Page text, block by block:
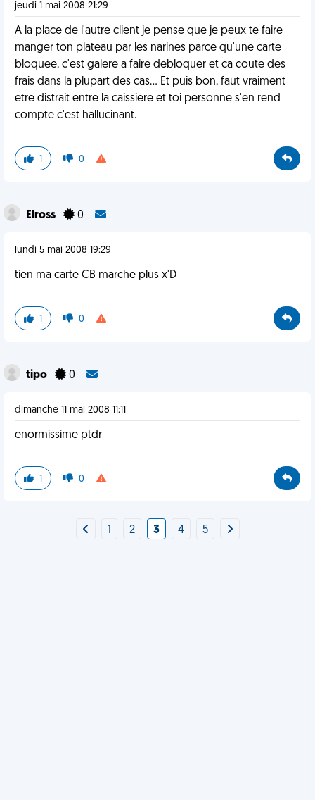
jeudi 1 mai 2008 21:29
A la place de l'autre client je pense que je peux te faire
manger ton plateau par les narines parce qu'une carte
bloquee, c'est galere a faire debloquer et ca coute des
frais dans la plupart des cas... Et puis bon, faut vraiment
etre distrait entre la caissiere et toi personne s'en rend
compte c'est hallucinant.
1 0
Elross 0
lundi 5 mai 2008 19:29
tien ma carte CB marche plus x'D
1 0
tipo 0
dimanche 11 mai 2008 11:11
enormissime ptdr
1 0
2 3 4 5